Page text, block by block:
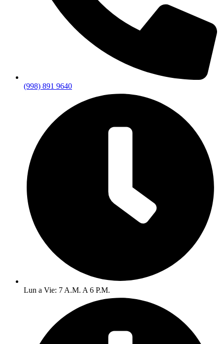
(998) 891 9640
Lun a Vie: 7 A.M. A 6 P.M.